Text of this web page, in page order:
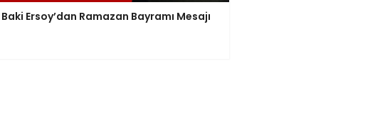
Baki Ersoy’dan Ramazan Bayramı Mesajı